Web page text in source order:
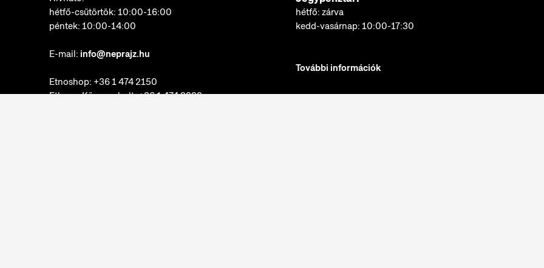
hétfő-csütörtök: 10:00-16:00
péntek: 10:00-14:00
E-mail: info@neprajz.hu
Etnoshop: +36 1 474 2150
Etknow Könyvesbolt:+36 1 474 2222
hétfő: zárva
kedd-vasárnap: 10:00-17:30
További információk